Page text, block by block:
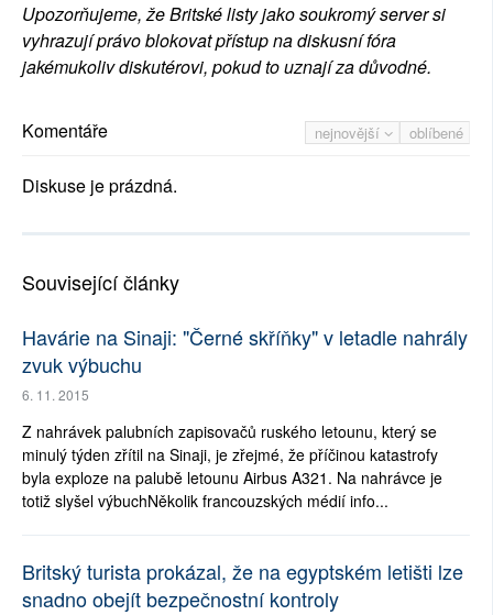
Upozorňujeme, že Britské listy jako soukromý server si
vyhrazují právo blokovat přístup na diskusní fóra
jakémukoliv diskutérovi, pokud to uznají za důvodné.
nejnovější oblíbené
Komentáře
Diskuse je prázdná.
Související články
Havárie na Sinaji: "Černé skříňky" v letadle nahrály
zvuk výbuchu
6. 11. 2015
Z nahrávek palubních zapisovačů ruského letounu, který se
minulý týden zřítil na Sinaji, je zřejmé, že příčinou katastrofy
byla exploze na palubě letounu Airbus A321. Na nahrávce je
totiž slyšel výbuchNěkolik francouzských médií info...
Britský turista prokázal, že na egyptském letišti lze
snadno obejít bezpečnostní kontroly